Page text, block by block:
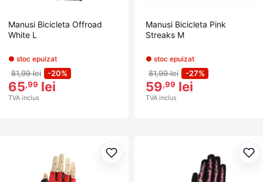
Manusi Bicicleta Offroad
White L
● stoc epuizat
81,99 lei -20%
65,99 lei
TVA inclus
Manusi Bicicleta Pink
Streaks M
● stoc epuizat
81,99 lei -27%
59,99 lei
TVA inclus
Adaugă la favorite